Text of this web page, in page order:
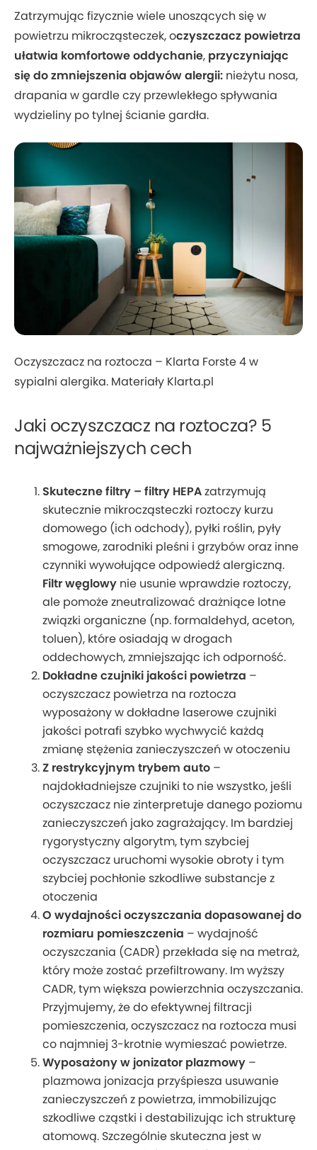
Zatrzymując fizycznie wiele unoszących się w
powietrzu mikrocząsteczek, oczyszczacz powietrza
ułatwia komfortowe oddychanie, przyczyniając
się do zmniejszenia objawów alergii: nieżytu nosa,
drapania w gardle czy przewlekłego spływania
wydzieliny po tylnej ścianie gardła.
Oczyszczacz na roztocza – Klarta Forste 4 w
sypialni alergika. Materiały Klarta.pl
Jaki oczyszczacz na roztocza? 5
najważniejszych cech
Skuteczne filtry – filtry HEPAzatrzymują
skutecznie mikrocząsteczki roztoczy kurzu
domowego (ich odchody), pyłki roślin, pyły
smogowe, zarodniki pleśni i grzybów oraz inne
czynniki wywołujące odpowiedź alergiczną.
Filtr węglowy nie usunie wprawdzie roztoczy,
ale pomoże zneutralizować drażniące lotne
związki organiczne (np. formaldehyd, aceton,
toluen), które osiadają w drogach
oddechowych, zmniejszając ich odporność.
Dokładne czujniki jakości powietrza –
oczyszczacz powietrza na roztocza
wyposażony w dokładne laserowe czujniki
jakości potrafi szybko wychwycić każdą
zmianę stężenia zanieczyszczeń w otoczeniu
Z restrykcyjnym trybem auto –
najdokładniejsze czujniki to nie wszystko, jeśli
oczyszczacz nie zinterpretuje danego poziomu
zanieczyszczeń jako zagrażający. Im bardziej
rygorystyczny algorytm, tym szybciej
oczyszczacz uruchomi wysokie obroty i tym
szybciej pochłonie szkodliwe substancje z
otoczenia
O wydajności oczyszczania dopasowanej do
rozmiaru pomieszczenia – wydajność
oczyszczania (CADR) przekłada się na metraż,
który może zostać przefiltrowany. Im wyższy
CADR, tym większa powierzchnia oczyszczania.
Przyjmujemy, że do efektywnej filtracji
pomieszczenia, oczyszczacz na roztocza musi
co najmniej 3-krotnie wymieszać powietrze.
Wyposażony w jonizator plazmowy –
plazmowa jonizacja przyśpiesza usuwanie
zanieczyszczeń z powietrza, immobilizując
szkodliwe cząstki i destabilizując ich strukturę
atomową. Szczególnie skuteczna jest w